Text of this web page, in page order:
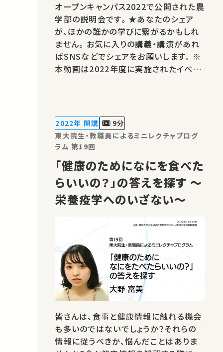
オープンキャンパス2022で公開された農
学部の説明会です。 ★あなたのシェア
が、ほかの誰かの学びに繋がるかもしれ
ません。 お気に入りの講義・講演があれ
ばSNSなどでシェアをお願いします。 ※
本動画は2022年度に実施されたイベン
2022年 開講
9分
東大院生・教職員によるミニレクチャプログ
ラム 第19回
「健康のためになにを食べた
らいいの？」の答えを探す ～
栄養疫学へのいざない～
皆さんは、食事と健康情報に触れる機会
も多いのではないでしょうか？それらの
情報に従うべきか、悩んだことはありま